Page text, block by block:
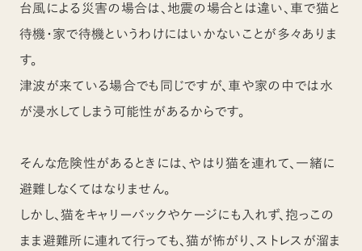
台風による災害の場合は、地震の場合とは違い、車で猫と
待機・家で待機というわけにはいかないことが多々ありま
す。
津波が来ている場合でも同じですが、車や家の中では水
が浸水してしまう可能性があるからです。
そんな危険性があるときには、やはり猫を連れて、一緒に
避難しなくてはなりません。
しかし、猫をキャリーバックやケージにも入れず、抱っこの
まま避難所に連れて行っても、猫が怖がり、ストレスが溜ま